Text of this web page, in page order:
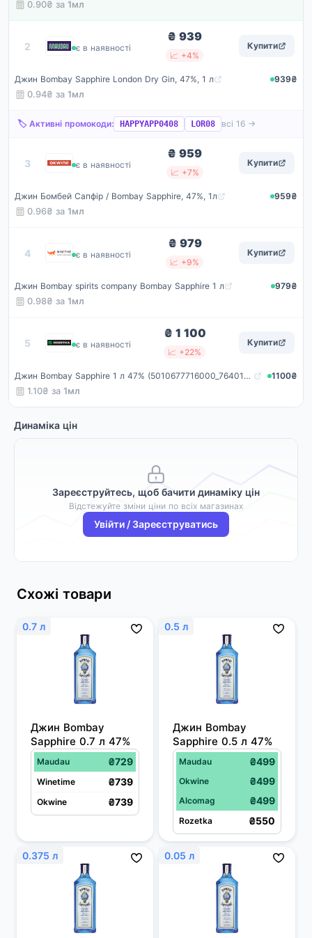
0.90₴ за 1мл
2 Maudau
є в наявності
₴ 939
📈 +4%
Купити
Джин Bombay Sapphire London Dry Gin, 47%, 1 л
939₴
0.94₴ за 1мл
🏷️ Активні промокоди: HAPPYAPP0408 LOR08 всі 16 →
3 Okwine
є в наявності
₴ 959
📈 +7%
Купити
Джин Бомбей Сапфір / Bombay Sapphire, 47%, 1л
959₴
0.96₴ за 1мл
4 Winetime
є в наявності
₴ 979
📈 +9%
Купити
Джин Bombay spirits company Bombay Sapphire 1 л
979₴
0.98₴ за 1мл
5 Rozetka
є в наявності
₴ 1 100
📈 +22%
Купити
Джин Bombay Sapphire 1 л 47% (5010677716000_7640175740030)
1100₴
1.10₴ за 1мл
Динаміка цін
Зареєструйтесь, щоб бачити динаміку цін
Відстежуйте зміни ціни по всіх магазинах
Увійти / Зареєструватись
Схожі товари
0.7 л
Джин Bombay
Sapphire 0.7 л 47%
Maudau ₴729
Winetime ₴739
Okwine ₴739
0.5 л
Джин Bombay
Sapphire 0.5 л 47%
Maudau ₴499
Okwine ₴499
Alcomag ₴499
Rozetka ₴550
0.375 л 0.05 л